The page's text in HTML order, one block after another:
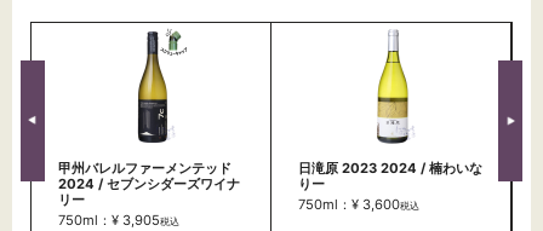
甲州バレルファーメンテッド
2024 / セブンシダーズワイナ
リー
750ml：¥ 3,905税込
日滝原 2023 2024 / 楠わいな
りー
750ml：¥ 3,600税込